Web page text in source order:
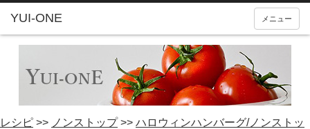
YUI-ONE メニュー
レシピ >> ノンストップ>> ハロウィンハンバーグ/ノンストッ